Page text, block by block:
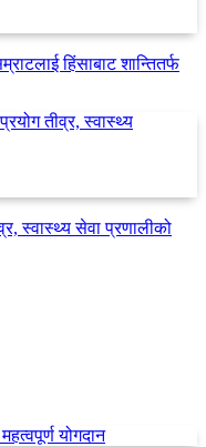
हिंसाबाट शान्तितर्फ
स्वास्थ्य सेवा प्रणालीको